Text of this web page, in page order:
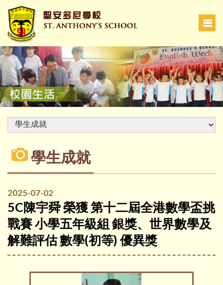
學生成就
2025-07-02
5C陳宇舜 榮獲 第十二屆全港數學盃挑
戰賽 小學五年級組 銀獎、世界數學及
解難評估 數學(初等) 優異獎